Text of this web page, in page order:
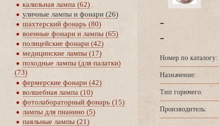
калильная лампа (62)
уличные лампы и фонари (26)
шахтерский фонарь (80)
оенные фонари и лампы (65)
полицейские фонари (42)
медицинские лампы (17)
походные лампы (для палатки)
(73)
фермерские фонари (42)
олшебная лампа (10)
фотолабораторный фонарь (15)
лампы для пианино (5)
паяльные лампы (21)
-
-
Номер по каталогу:
Назначение:
Тип горючего:
Производитель: